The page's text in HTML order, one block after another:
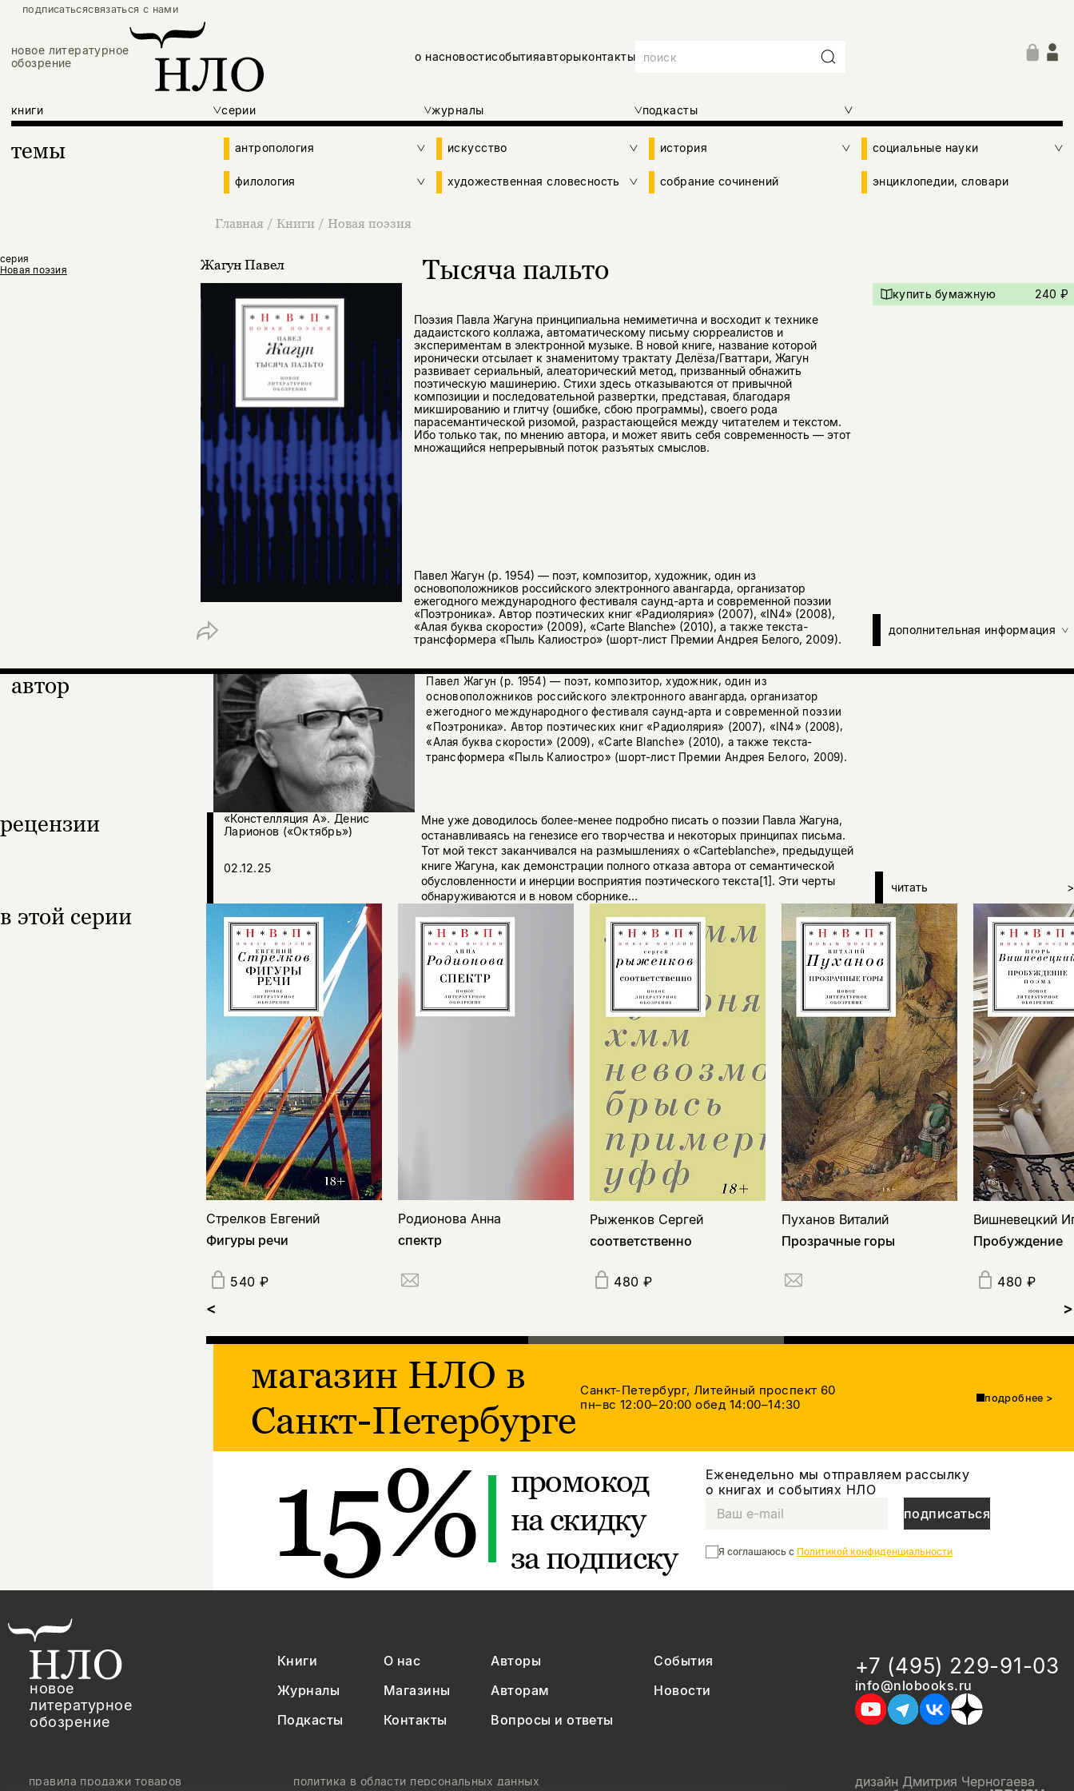
подписатьсясвязаться с нами
новое литературное
обозрение
о насновостисобытияавторыконтакты
книги серии журналы подкасты
темы антропология искусство история социальные науки
филология художественная словесность собрание сочинений энциклопедии, словари
Главная / Книги / Новая поэзия
серия
Новая поэзия
Жагун Павел Тысяча пальто
Поэзия Павла Жагуна принципиальна немиметична и восходит к технике
дадаистского коллажа, автоматическому письму сюрреалистов и
экспериментам в электронной музыке. В новой книге, название которой
иронически отсылает к знаменитому трактату Делёза/Гваттари, Жагун
развивает сериальный, алеаторический метод, призванный обнажить
поэтическую машинерию. Стихи здесь отказываются от привычной
композиции и последовательной развертки, представая, благодаря
микшированию и глитчу (ошибке, сбою программы), своего рода
парасемантической ризомой, разрастающейся между читателем и текстом.
Ибо только так, по мнению автора, и может явить себя современность — этот
множащийся непрерывный поток разъятых смыслов.
Павел Жагун (р. 1954) — поэт, композитор, художник, один из
основоположников российского электронного авангарда, организатор
ежегодного международного фестиваля саунд-арта и современной поэзии
«Поэтроника». Автор поэтических книг «Радиолярия» (2007), «IN4» (2008),
«Алая буква скорости» (2009), «Carte Blanche» (2010), а также текста-
трансформера «Пыль Калиостро» (шорт-лист Премии Андрея Белого, 2009).
купить бумажную 240 ₽
дополнительная информация
автор
Павел Жагун (р. 1954) — поэт, композитор, художник, один из
основоположников российского электронного авангарда, организатор
ежегодного международного фестиваля саунд-арта и современной поэзии
«Поэтроника». Автор поэтических книг «Радиолярия» (2007), «IN4» (2008),
«Алая буква скорости» (2009), «Carte Blanche» (2010), а также текста-
трансформера «Пыль Калиостро» (шорт-лист Премии Андрея Белого, 2009).
рецензии
«Констелляция А». Денис
Ларионов («Октябрь»)
02.12.25
Мне уже доводилось более-менее подробно писать о поэзии Павла Жагуна,
останавливаясь на генезисе его творчества и некоторых принципах письма.
Тот мой текст заканчивался на размышлениях о «Carteblanche», предыдущей
книге Жагуна, как демонстрации полного отказа автора от семантической
обусловленности и инерции восприятия поэтического текста[1]. Эти черты
обнаруживаются и в новом сборнике...
читать >
в этой серии
Стрелков Евгений
Фигуры речи
540 ₽
Родионова Анна
спектр
Рыженков Сергей
соответственно
480 ₽
Пуханов Виталий
Прозрачные горы
Вишневецкий
Пробуждение
480 ₽
< >
магазин НЛО в
Санкт-Петербурге
Санкт-Петербург, Литейный проспект 60
пн–вс 12:00–20:00обед 14:00–14:30 подробнее >
15%
промокод
на скидку
за подписку
Еженедельно мы отправляем рассылку
о книгах и событиях НЛО
подписаться
Я соглашаюсь с Политикой конфиденциальности
новое
литературное
обозрение
Книги О нас Авторы
События
Журналы
Магазины Авторам
Новости
Подкасты
Контакты Вопросы и ответы
+7 (495) 229-91-03
info@nlobooks.ru
правила продажи товаров политика в области персональных данных
дизайн Дмитрия Черногаева